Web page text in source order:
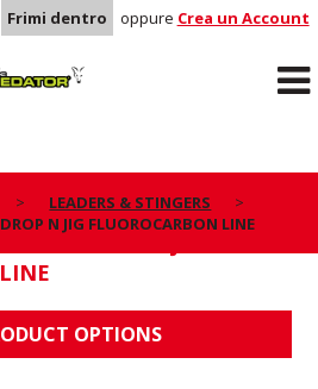
Frimi dentro oppure Crea un Account
LEADERS & STINGERS
N JIG FLUOROCARBON LINE
OPTIONS